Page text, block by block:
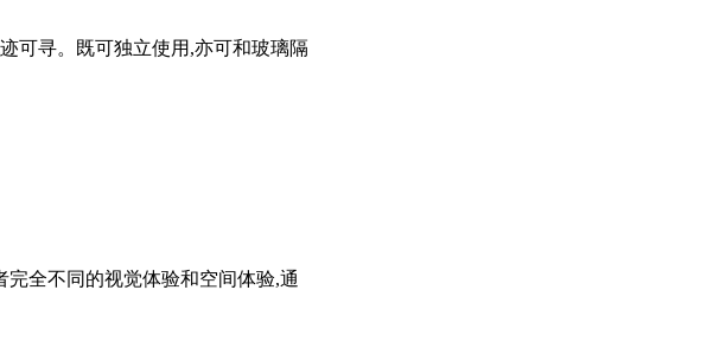
可寻。既可独立使用,亦可和玻璃隔
全不同的视觉体验和空间体验,通